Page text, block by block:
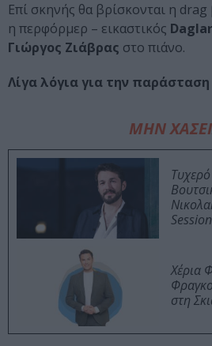
Επί σκηνής θα βρίσκονται η
η περφόρμερ – εικαστικός
Γιώργος Ζιάβρας στο πιάνο.
Λίγα λόγια για την παράσταση
ΜΗΝ
Χέρια
στη